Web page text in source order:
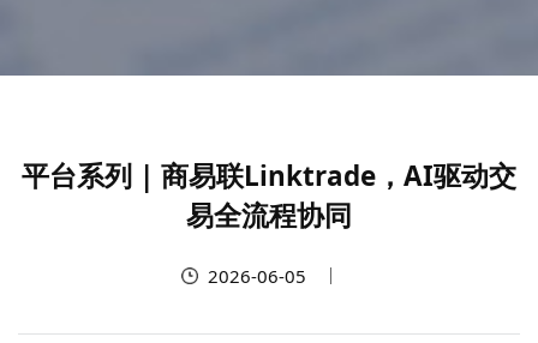
平台系列 | 商易联Linktrade，AI驱动交
易全流程协同
2026-06-05